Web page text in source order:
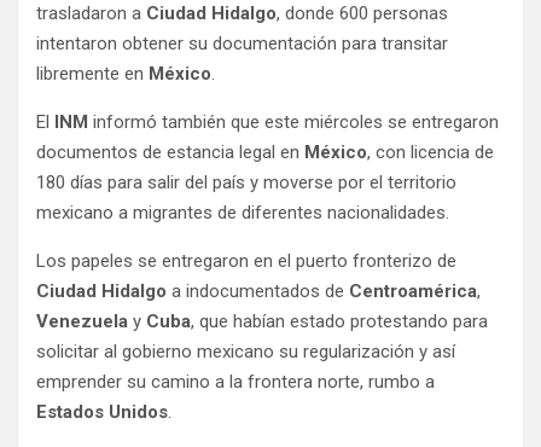
trasladaron a Ciudad Hidalgo, donde 600 personas
intentaron obtener su documentación para transitar
libremente en México.
El INM informó también que este miércoles se entregaron
documentos de estancia legal en México, con licencia de
180 días para salir del país y moverse por el territorio
mexicano a migrantes de diferentes nacionalidades.
Los papeles se entregaron en el puerto fronterizo de
Ciudad Hidalgo a indocumentados de Centroamérica,
Venezuela y Cuba, que habían estado protestando para
solicitar al gobierno mexicano su regularización y así
emprender su camino a la frontera norte, rumbo a
Estados Unidos.